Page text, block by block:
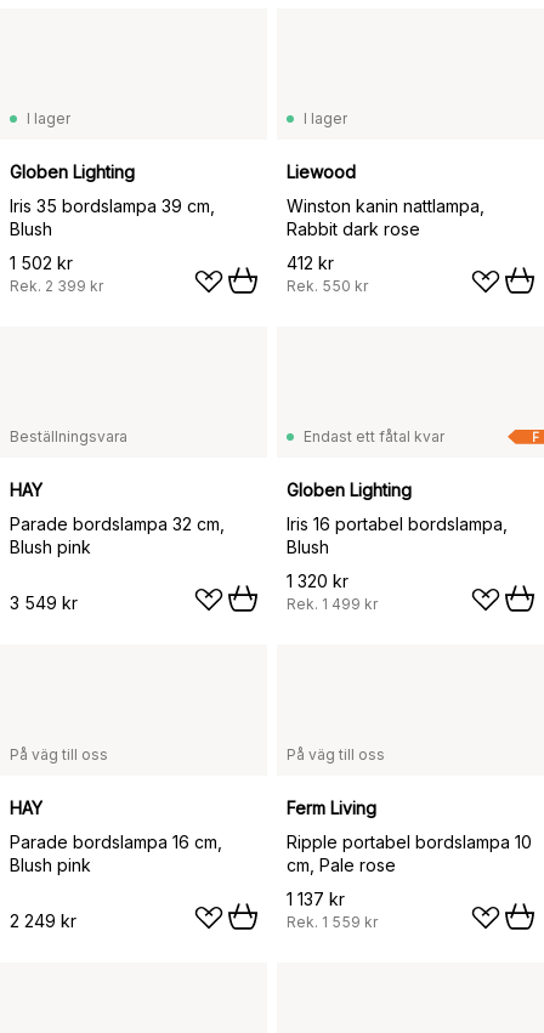
I lager
Globen Lighting
Iris 35 bordslampa 39 cm,
Blush
1 502 kr
Rek. 2 399 kr
I lager
Liewood
Winston kanin nattlampa,
Rabbit dark rose
412 kr
Rek. 550 kr
Beställningsvara
HAY
Parade bordslampa 32 cm,
Blush pink
3 549 kr
F
Endast ett fåtal kvar
Globen Lighting
Iris 16 portabel bordslampa,
Blush
1 320 kr
Rek. 1 499 kr
På väg till oss
HAY
Parade bordslampa 16 cm,
Blush pink
2 249 kr
På väg till oss
Ferm Living
Ripple portabel bordslampa 10
cm, Pale rose
1 137 kr
Rek. 1 559 kr